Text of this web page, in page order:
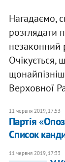
Нагадаємо,
розглядати
незаконний
Очікується,
Верховної
11 червня 2019, 17:53
Партія
Список
11 червня 2019, 17:33